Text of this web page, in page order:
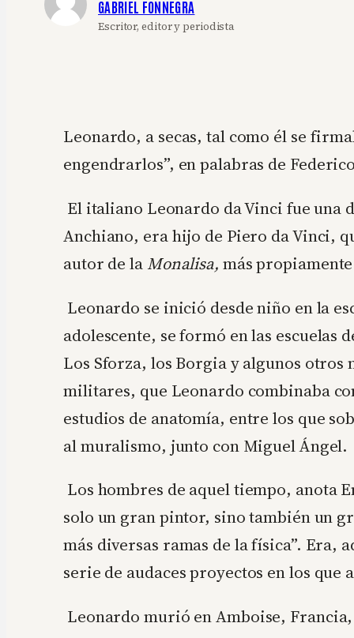
GABRIEL FONNEGRA
Escritor, editor y periodista
Leonardo, a secas, tal como él se
engendrarlos”, en palabras de
El italiano Leonardo da Vinci fue una
Anchiano, era hijo de Piero da Vinci,
autor de la Monalisa, más
Leonardo se inició desde niño en la
adolescente, se formó en las
Los Sforza, los Borgia y algunos
militares, que Leonardo combinaba
estudios de anatomía, entre los que
al muralismo, junto con Miguel Ángel.
Los hombres de aquel tiempo, anota
solo un gran pintor, sino también un
más diversas ramas de la física”.
serie de audaces proyectos en los
Leonardo murió en Amboise, Francia,